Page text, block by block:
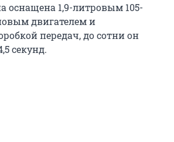
1,9-литровым 105-
двигателем и
передач, до сотни он
секунд.